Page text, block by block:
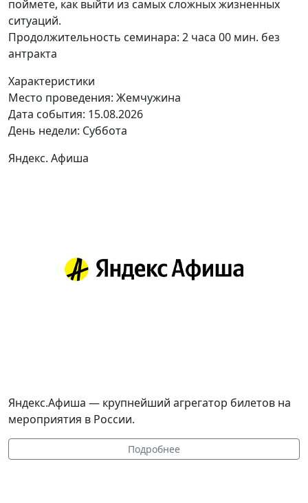
поймете, как выйти из самых сложных жизненных
ситуаций.
Продолжительность семинара: 2 часа 00 мин. без
антракта
Характеристики
Место проведения: Жемчужина
Дата события: 15.08.2026
День недели: Суббота
Яндекс. Афиша
Яндекс.Афиша — крупнейший агрегатор билетов на
мероприятия в России.
Подробнее